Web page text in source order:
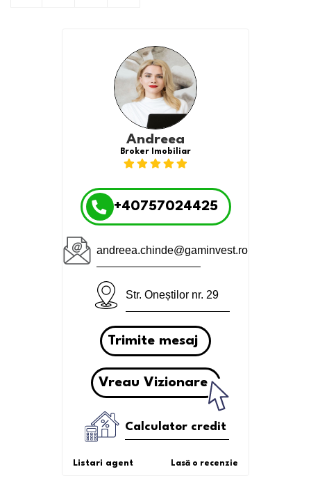
Andreea
Broker Imobiliar
+40757024425
andreea.chinde@gaminvest.ro
Str. Oneștilor nr. 29
Trimite mesaj
Vreau Vizionare
Calculator credit
Listari agent Lasă o recenzie